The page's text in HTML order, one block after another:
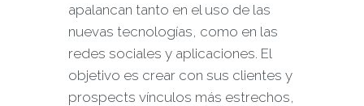
apalancan tanto en el uso de las
nuevas tecnologías, como en las
redes sociales y aplicaciones. El
objetivo es crear con sus clientes y
prospects vínculos más estrechos,